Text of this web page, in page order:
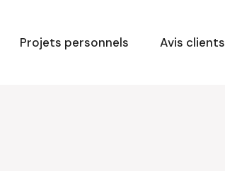
Projets personnels Avis clients